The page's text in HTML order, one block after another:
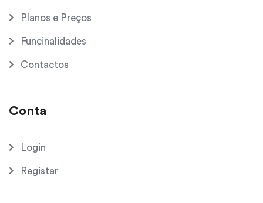
Planos e Preços
Funcinalidades
Contactos
Conta
Login
Registar